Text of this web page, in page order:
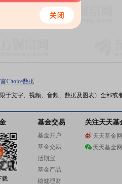
Choice数据
文字、视频、音频、数据及图表）全部